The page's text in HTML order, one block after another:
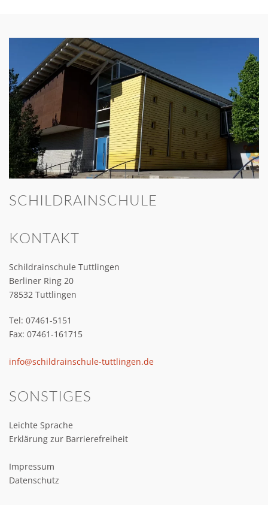
SCHILDRAINSCHULE
KONTAKT
Schildrainschule Tuttlingen
Berliner Ring 20
78532 Tuttlingen
Tel: 07461-5151
Fax: 07461-161715
info@schildrainschule-tuttlingen.de
SONSTIGES
Leichte Sprache
Erklärung zur Barrierefreiheit
Impressum
Datenschutz